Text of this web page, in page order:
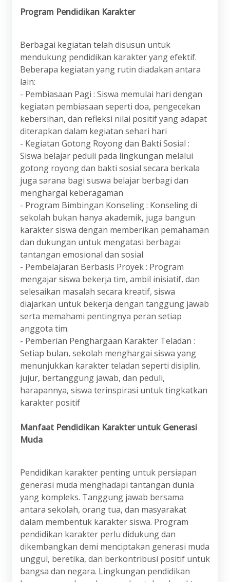
Program Pendidikan Karakter
Berbagai kegiatan telah disusun untuk
mendukung pendidikan karakter yang efektif.
Beberapa kegiatan yang rutin diadakan antara
lain:
- Pembiasaan Pagi : Siswa memulai hari dengan
kegiatan pembiasaan seperti doa, pengecekan
kebersihan, dan refleksi nilai positif yang adapat
diterapkan dalam kegiatan sehari hari
- Kegiatan Gotong Royong dan Bakti Sosial :
Siswa belajar peduli pada lingkungan melalui
gotong royong dan bakti sosial secara berkala
juga sarana bagi suswa belajar berbagi dan
menghargai keberagaman
- Program Bimbingan Konseling : Konseling di
sekolah bukan hanya akademik, juga bangun
karakter siswa dengan memberikan pemahaman
dan dukungan untuk mengatasi berbagai
tantangan emosional dan sosial
- Pembelajaran Berbasis Proyek : Program
mengajar siswa bekerja tim, ambil inisiatif, dan
selesaikan masalah secara kreatif, siswa
diajarkan untuk bekerja dengan tanggung jawab
serta memahami pentingnya peran setiap
anggota tim.
- Pemberian Penghargaan Karakter Teladan :
Setiap bulan, sekolah menghargai siswa yang
menunjukkan karakter teladan seperti disiplin,
jujur, bertanggung jawab, dan peduli,
harapannya, siswa terinspirasi untuk tingkatkan
karakter positif
Manfaat Pendidikan Karakter untuk Generasi
Muda
Pendidikan karakter penting untuk persiapan
generasi muda menghadapi tantangan dunia
yang kompleks. Tanggung jawab bersama
antara sekolah, orang tua, dan masyarakat
dalam membentuk karakter siswa. Program
pendidikan karakter perlu didukung dan
dikembangkan demi menciptakan generasi muda
unggul, beretika, dan berkontribusi positif untuk
bangsa dan negara. Lingkungan pendidikan